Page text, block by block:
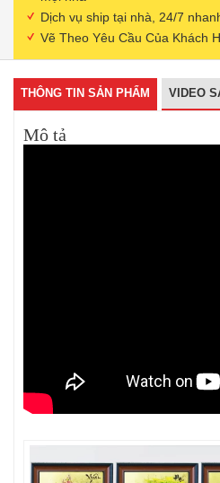
Dịch vụ ship tại nhà, 24/7
Vẽ Theo Yêu Cầu Của Khách
THÔNG TIN SẢN PHẨM VIDEO
Mô tả